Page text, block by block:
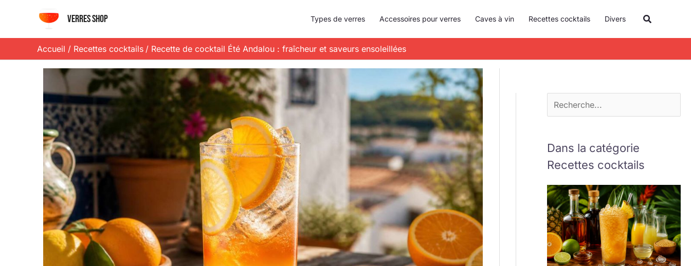
contenu
Verres shop Types de verres Accessoires pour verres Caves à vin Recettes cocktails Divers
Accueil Recettes cocktails Recette de cocktail Été Andalou : fraîcheur et saveurs ensoleillées
e
c
h
Dans la catégorie
Recettes cocktails